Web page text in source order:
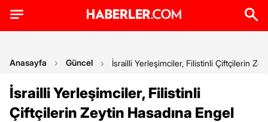
Anasayfa Güncel İsrailli Yerleşimciler, Filistinli Çiftçilerin
İsrailli Yerleşimciler, Filistinli
Çiftçilerin Zeytin Hasadına Engel